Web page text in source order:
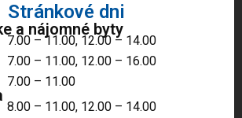
Stránkové dni
a nájomné byty
7.00 – 11.00, 12.00 – 14.00
7.00 – 11.00, 12.00 – 16.00
7.00 – 11.00
8.00 – 11.00, 12.00 – 14.00